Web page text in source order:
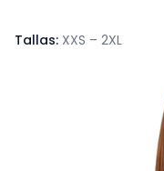
Tallas: XXS – 2XL